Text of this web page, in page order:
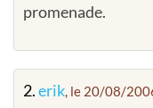
promenade.
2.erik, le 20/08/